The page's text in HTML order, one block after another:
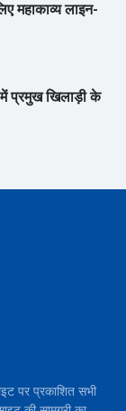
महाकाव्य लाइन-
प्रमुख खिलाड़ी के
प्रकाशित सभी